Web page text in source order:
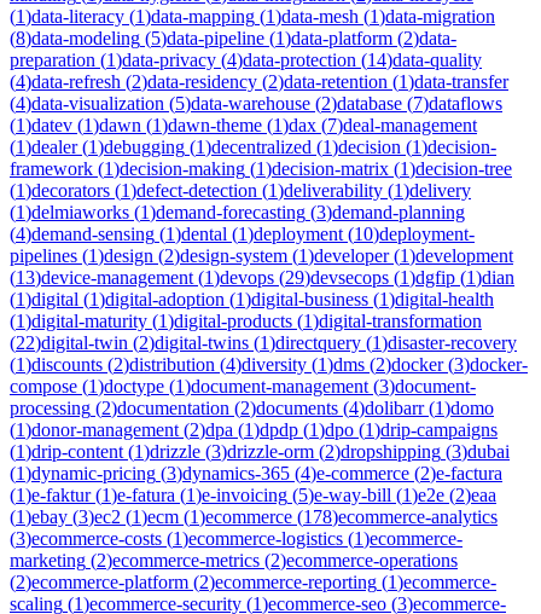
(1)data-literacy (1)data-mapping (1)data-mesh (1)data-migration
(8)data-modeling (5)data-pipeline (1)data-platform (2)data-
preparation (1)data-privacy (4)data-protection (14)data-quality
(4)data-refresh (2)data-residency (2)data-retention (1)data-transfer
(4)data-visualization (5)data-warehouse (2)database (7)dataflows
(1)datev (1)dawn (1)dawn-theme (1)dax (7)deal-management
(1)dealer(1)debugging (1)decentralized (1)decision (1)decision-
framework (1)decision-making (1)decision-matrix (1)decision-tree
(1)decorators (1)defect-detection (1)deliverability (1)delivery
(1)delmiaworks (1)demand-forecasting (3)demand-planning
(4)demand-sensing (1)dental (1)deployment (10)deployment-
pipelines (1)design (2)design-system (1)developer(1)development
(13)device-management (1)devops (29)devsecops (1)dgfip (1)dian
(1)digital (1)digital-adoption (1)digital-business (1)digital-health
(1)digital-maturity (1)digital-products (1)digital-transformation
(22)digital-twin (2)digital-twins (1)directquery (1)disaster-recovery
(1)discounts (2)distribution (4)diversity (1)dms (2)docker(3)docker-
compose (1)doctype (1)document-management (3)document-
processing (2)documentation (2)documents (4)dolibarr(1)domo
(1)donor-management (2)dpa (1)dpdp (1)dpo (1)drip-campaigns
(1)drip-content (1)drizzle (3)drizzle-orm (2)dropshipping (3)dubai
(1)dynamic-pricing (3)dynamics-365 (4)e-commerce (2)e-factura
(1)e-faktur(1)e-fatura (1)e-invoicing (5)e-way-bill (1)e2e (2)eaa
(1)ebay (3)ec2 (1)ecm (1)ecommerce (178)ecommerce-analytics
(3)ecommerce-costs (1)ecommerce-logistics (1)ecommerce-
marketing (2)ecommerce-metrics (2)ecommerce-operations
(2)ecommerce-platform (2)ecommerce-reporting (1)ecommerce-
scaling (1)ecommerce-security (1)ecommerce-seo (3)ecommerce-